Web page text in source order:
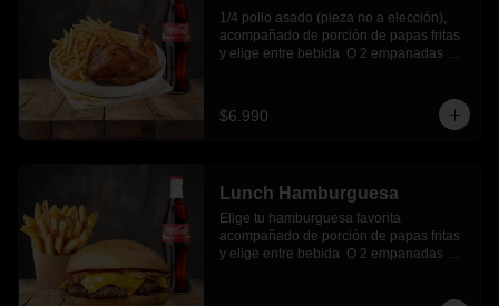
1/4 pollo asado (pieza no a elección),
acompañado de porción de papas fritas
y elige entre bebida  O 2 empanadas
$6.990
Lunch Hamburguesa
Elige tu hamburguesa favorita
acompañado de porción de papas fritas
y elige entre bebida  O 2 empanadas